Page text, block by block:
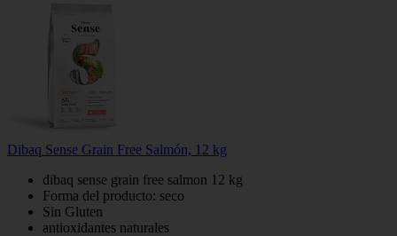
Dibaq Sense Grain Free Salmón, 12 kg
dibaq sense grain free salmon 12 kg
Forma del producto: seco
Sin Gluten
antioxidantes naturales